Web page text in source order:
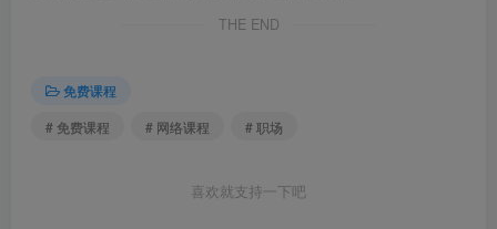
THE END
免费课程
# 免费课程
# 网络课程 # 职场
喜欢就支持一下吧